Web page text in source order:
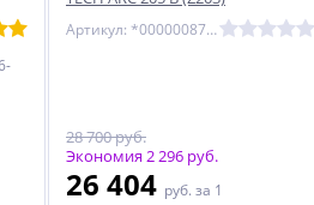
Артикул: *00000087881
28 700 руб.
Экономия 2 296 руб.
26 404 руб. за 1